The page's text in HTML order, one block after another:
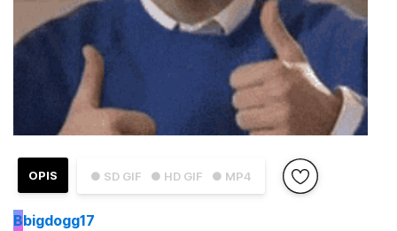
● SD GIF ● HD GIF ● MP4
OPIS
Bbigdogg17